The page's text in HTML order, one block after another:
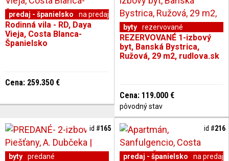
predaj - španielsko na predaj
Rodinná vila - RD, Daya
Vieja, Costa Blanca-
Španielsko
Cena: 259.350 €
byty rezervované
REZERVOVANÉ 1-izbový
byt, Banská Bystrica,
Ružová, 29 m2, rudlova.sk
Cena: 119.000 €
pôvodný stav
byty predané
id #165
predaj - španielsko na predaj
id #216